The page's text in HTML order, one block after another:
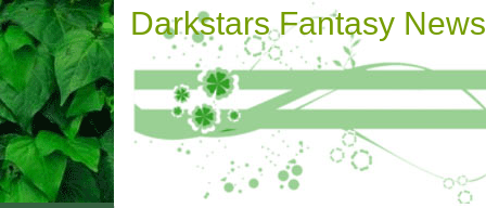
Darkstars Fantasy News